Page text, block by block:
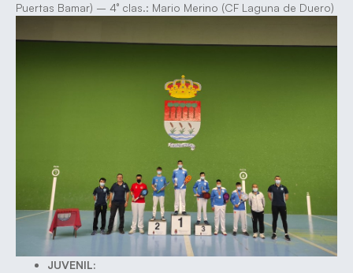
Puertas Bamar) – 4° clas.: Mario Merino (CF Laguna de Duero)
JUVENIL: